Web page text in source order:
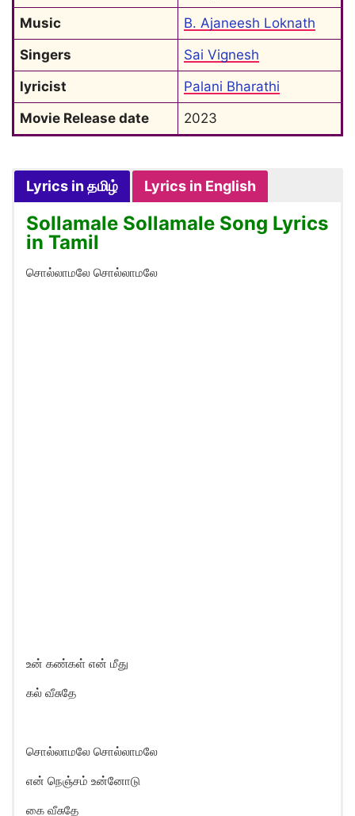
Music
B. Ajaneesh Loknath
Singers
Sai Vignesh
lyricist
Palani Bharathi
Movie Release date
2023
Lyrics in தமிழ் Lyrics in English
Sollamale Sollamale Song Lyrics
in Tamil
சொல்லாமலே சொல்லாமலே
உன் கண்கள் என் மீது
கல் வீசுதே
சொல்லாமலே சொல்லாமலே
என் நெஞ்சம் உன்னோடு
கை வீசுதே